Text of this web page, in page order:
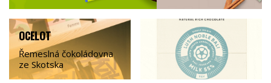
OCELOT
Řemeslná čokoládovna
ze Skotska